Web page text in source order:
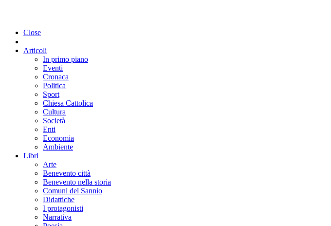
Close
Articoli
In primo piano
Eventi
Cronaca
Politica
Sport
Chiesa Cattolica
Cultura
Società
Enti
Economia
Ambiente
Libri
Arte
Benevento città
Benevento nella storia
Comuni del Sannio
Didattiche
I protagonisti
Narrativa